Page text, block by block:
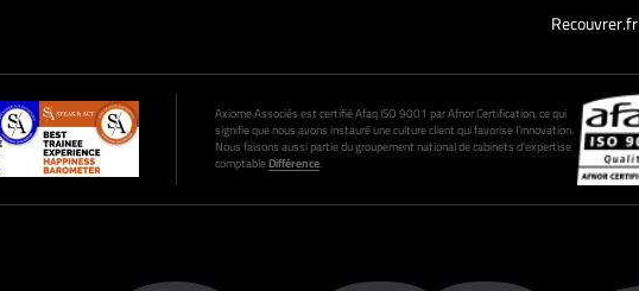
Recouvrer.fr
Axiome Associés est certifié Afaq ISO 9001 par Afnor Certification, ce qui
signifie que nous avons instauré une culture client qui favorise l’innovation.
Nous faisons aussi partie du groupement national de cabinets d’expertise
comptableDifférence.